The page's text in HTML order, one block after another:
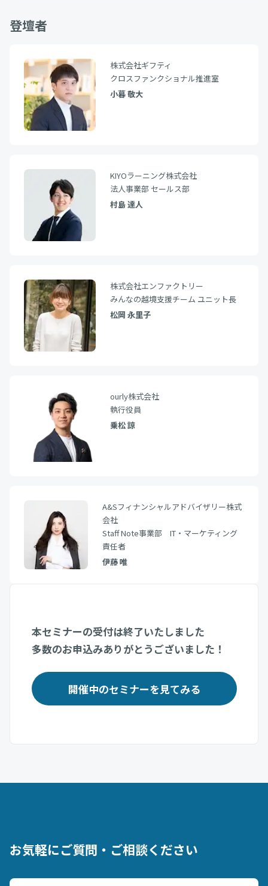
登壇者
株式会社ギフティ
クロスファンクショナル推進室
小暮 敬大
KIYOラーニング株式会社
法人事業部 セールス部
村島 達人
株式会社エンファクトリー
みんなの越境支援チーム ユニット長
松岡 永里子
ourly株式会社
執行役員
乗松 諒
A&Sフィナンシャルアドバイザリー株式
会社
Staff Note事業部 IT・マーケティング
責任者
伊藤 唯
本セミナーの受付は終了いたしました
多数のお申込みありがとうございました！
開催中のセミナーを見てみる
お気軽にご質問・ご相談ください